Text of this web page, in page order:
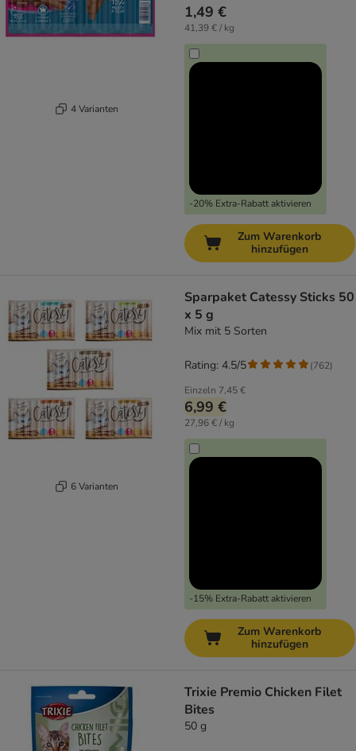
4 Varianten
1,49 €
41,39 € / kg
-20% Extra-Rabatt aktivieren
Zum Warenkorb
hinzufügen
6 Varianten
Sparpaket Catessy Sticks 50
x 5 g
Mix mit 5 Sorten
Einzeln 7,45 €
6,99 €
27,96 € / kg
-15% Extra-Rabatt aktivieren
Rating: 4.5/5 (762)
Zum Warenkorb
hinzufügen
Trixie Premio Chicken Filet
Bites
50 g